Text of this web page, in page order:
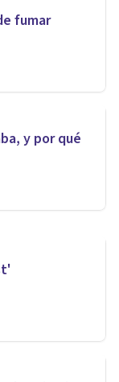
fumar
y por qué
dejar